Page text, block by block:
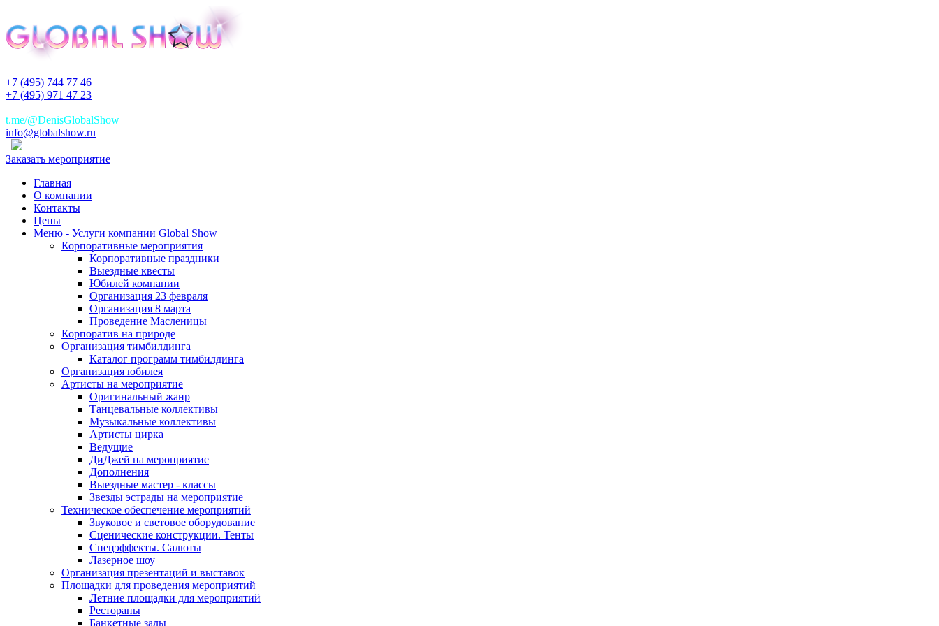
+7 (495) 744 77 46
+7 (495) 971 47 23
t.me/@DenisGlobalShow
info@globalshow.ru
Заказать мероприятие
Главная
О компании
Контакты
Цены
Меню - Услуги компании Global Show
Корпоративные мероприятия
Корпоративные праздники
Выездные квесты
Юбилей компании
Организация 23 февраля
Организация 8 марта
Проведение Масленицы
Корпоратив на природе
Организация тимбилдинга
Каталог программ тимбилдинга
Организация юбилея
Артисты на мероприятие
Оригинальный жанр
Танцевальные коллективы
Музыкальные коллективы
Артисты цирка
Ведущие
ДиДжей на мероприятие
Дополнения
Выездные мастер - классы
Звезды эстрады на мероприятие
Техническое обеспечение мероприятий
Звуковое и световое оборудование
Сценические конструкции. Тенты
Спецэффекты. Салюты
Лазерное шоу
Организация презентаций и выставок
Площадки для проведения мероприятий
Летние площадки для мероприятий
Рестораны
Банкетные залы